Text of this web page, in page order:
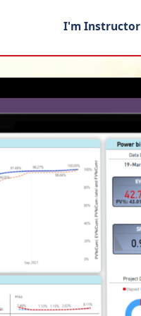
I'm Instructor